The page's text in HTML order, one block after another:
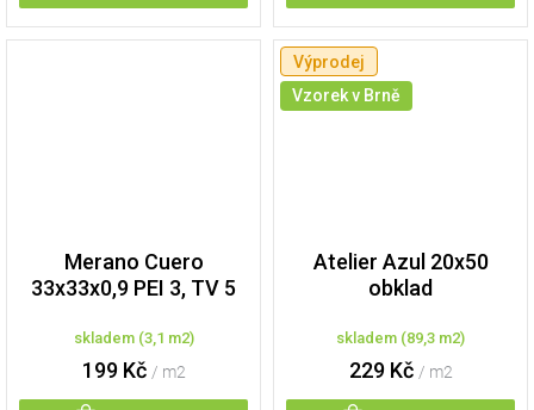
Merano Cuero
33x33x0,9 PEI 3, TV 5
skladem (3,1 m2)
199 Kč / m2
Výprodej
Vzorek v Brně
Atelier Azul 20x50
obklad
skladem (89,3 m2)
229 Kč / m2